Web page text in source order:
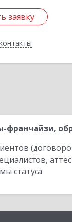
заявку
заявку
франчайзи,
статуса